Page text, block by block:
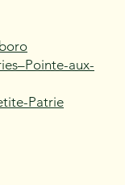
aux-
Patrie